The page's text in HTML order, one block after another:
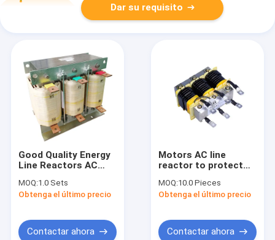
Dar su requisito
Good Quality Energy
Line Reactors AC
Industrial AC Reactor
MOQ:1.0 Sets
Obtenga el último precio
Contactar ahora
Motors AC line
reactor to protect
dv/dt
MOQ:10.0 Pieces
Obtenga el último precio
Contactar ahora